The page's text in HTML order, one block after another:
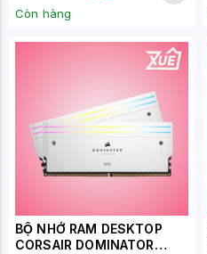
Còn hàng
BỘ NHỚ RAM DESKTOP
CORSAIR DOMINATOR